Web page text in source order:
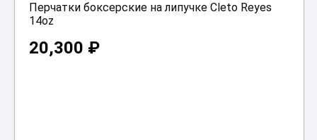
Перчатки боксерские на липучке Cleto Reyes
14oz
20,300 ₽